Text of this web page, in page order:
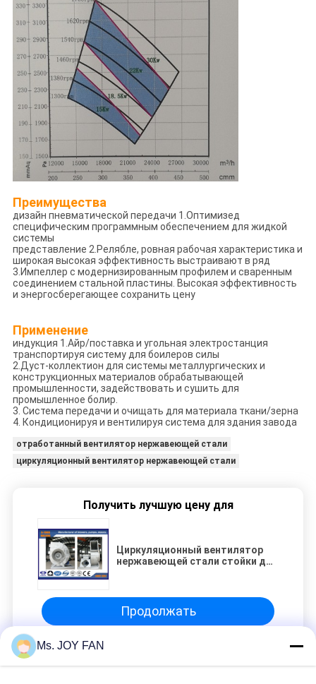
Преимущества
дизайн пневматической передачи 1.Оптимизед
специфическим программным обеспечением для жидкой
системы
представление 2.Релябле, ровная рабочая характеристика и
широкая высокая эффективность выстраивают в ряд
3.Импеллер с модернизированным профилем и сваренным
соединением стальной пластины. Высокая эффективность
и энергосберегающее сохранить цену
Применение
индукция 1.Айр/поставка и угольная электростанция
транспортируя систему для боилеров силы
2.Дуст-коллектион для системы металлургических и
конструкционных материалов обрабатывающей
промышленности, задействовать и сушить для
промышленное болир.
3. Система передачи и очищать для материала ткани/зерна
4. Кондиционируя и вентилируя система для здания завода
отработанный вентилятор нержавеющей стали
циркуляционный вентилятор нержавеющей стали
Получить лучшую цену для
Циркуляционный вентилятор
нержавеющей стали стойки для
Продолжать
Вентилятор воздуха вентилятора ФРП
Ms. JOY FAN